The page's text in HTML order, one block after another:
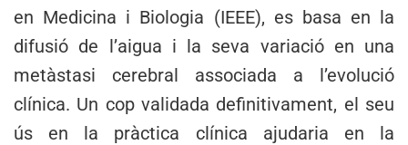
en Medicina i Biologia (IEEE), es basa en la
difusió de l’aigua i la seva variació en una
metàstasi cerebral associada a l’evolució
clínica. Un cop validada definitivament, el seu
ús en la pràctica clínica ajudaria en la